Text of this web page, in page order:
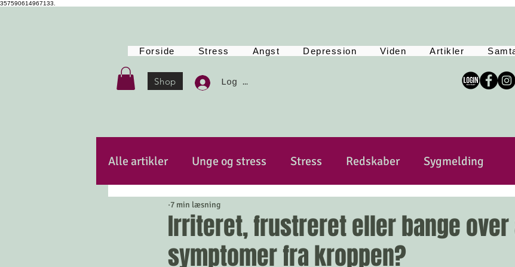
357590614967133.
Forside Stress Angst Depression Viden Artikler
Shop Log Ind
Alle artikler Unge og stress Stress Redskaber Sygmelding
Autencitet Kost
Mindfulness Energi Yoga Tankemylder
Irriteret, frustreret eller bange
symptomer fra kroppen?
7 min læsning